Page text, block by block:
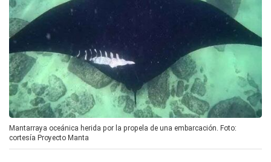
Mantarraya oceánica herida por la propela de una embarcación. Foto:
cortesía Proyecto Manta